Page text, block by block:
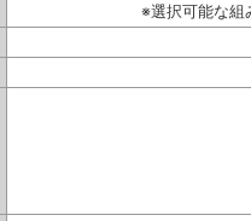
※選択可能な組